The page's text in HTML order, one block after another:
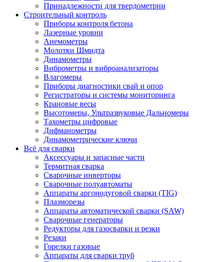
Принадлежности для твердометрии
Строительный контроль
Приборы контроля бетона
Лазерные уровни
Анемометры
Молотки Шмидта
Динамометры
Виброметры и виброанализаторы
Влагомеры
Приборы диагностики свай и опор
Регистраторы и системы мониторинга
Крановые весы
Высотомеры, Ультразвуковые Дальномеры
Тахометры цифровые
Дифманометры
Динамометрические ключи
Всё для сварки
Аксессуары и запасные части
Термитная сварка
Сварочные инверторы
Сварочные полуавтоматы
Аппараты аргонодуговой сварки (TIG)
Плазморезы
Аппараты автоматической сварки (SAW)
Сварочные генераторы
Редукторы для газосварки и резки
Резаки
Горелки газовые
Аппараты для сварки труб